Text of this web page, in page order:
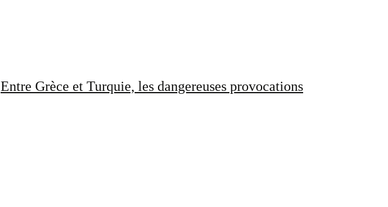
Entre Grèce et Turquie, les dangereuses provocations